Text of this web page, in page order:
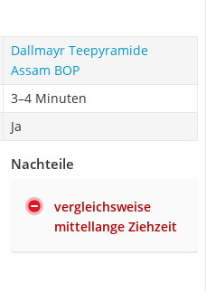
Dallmayr Teepyramide
Assam BOP
3–4 Minuten
Ja
Nachteile
vergleichsweise
mittellange Ziehzeit